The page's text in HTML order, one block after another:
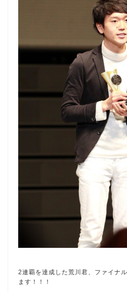
2連覇を達成した荒川君、ファイナ
ます！！！